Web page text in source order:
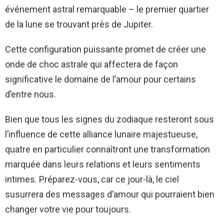
événement astral remarquable – le premier quartier
de la lune se trouvant près de Jupiter.
Cette configuration puissante promet de créer une
onde de choc astrale qui affectera de façon
significative le domaine de l’amour pour certains
d’entre nous.
Bien que tous les signes du zodiaque resteront sous
l’influence de cette alliance lunaire majestueuse,
quatre en particulier connaîtront une transformation
marquée dans leurs relations et leurs sentiments
intimes. Préparez-vous, car ce jour-là, le ciel
susurrera des messages d’amour qui pourraient bien
changer votre vie pour toujours.